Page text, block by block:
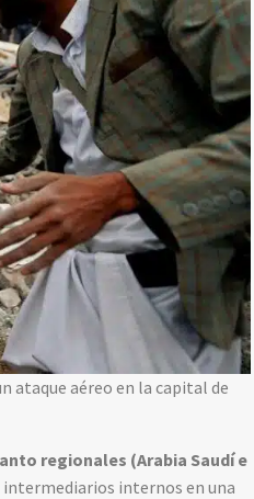
ataque aéreo en la capital de
regionales (Arabia Saudí e
internos en una